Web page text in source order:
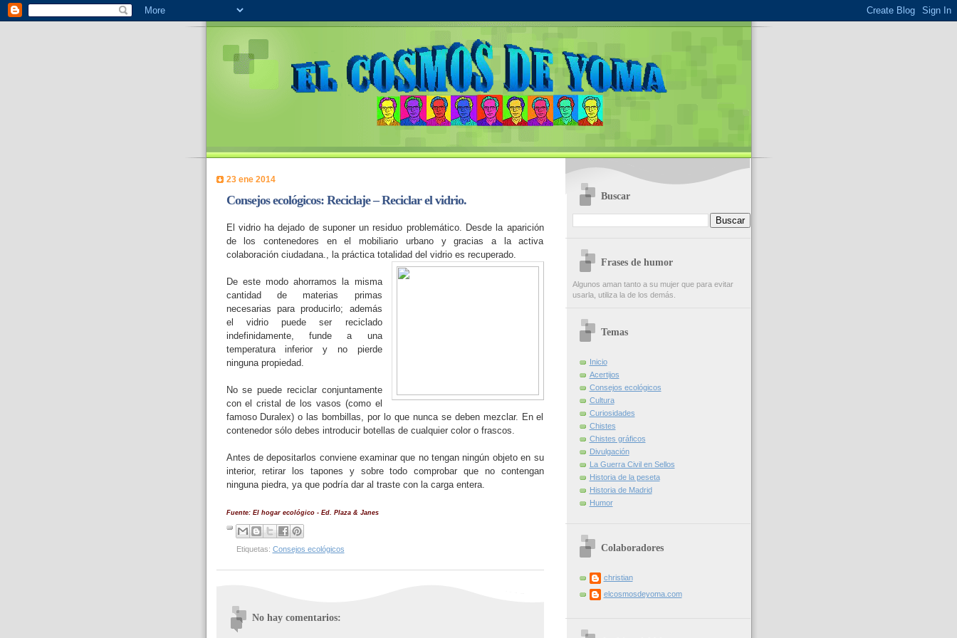
23 ene 2014
Consejos ecológicos: Reciclaje – Reciclar el vidrio.
El vidrio ha dejado de suponer un residuo problemático. Desde la aparición
de los contenedores en el mobiliario urbano y gracias a la activa
colaboración ciudadana., la práctica totalidad del vidrio es recuperado.
De este modo ahorramos la misma
cantidad de materias primas
necesarias para producirlo; además
el vidrio puede ser reciclado
indefinidamente, funde a una
temperatura inferior y no pierde
ninguna propiedad.
No se puede reciclar conjuntamente
con el cristal de los vasos (como el
famoso Duralex) o las bombillas, por lo que nunca se deben mezclar. En el
contenedor sólo debes introducir botellas de cualquier color o frascos.
Antes de depositarlos conviene examinar que no tengan ningún objeto en su
interior, retirar los tapones y sobre todo comprobar que no contengan
ninguna piedra, ya que podría dar al traste con la carga entera.
Fuente: El hogar ecológico - Ed. Plaza & Janes
Etiquetas: Consejos ecológicos
No hay comentarios:
Buscar
Frases de humor
Algunos aman tanto a su mujer que para evitar
usarla, utiliza la de los demás.
Temas
Inicio
Acertijos
Consejos ecológicos
Cultura
Curiosidades
Chistes
Chistes gráficos
Divulgación
La Guerra Civil en Sellos
Historia de la peseta
Historia de Madrid
Humor
Colaboradores
christian
elcosmosdeyoma.com